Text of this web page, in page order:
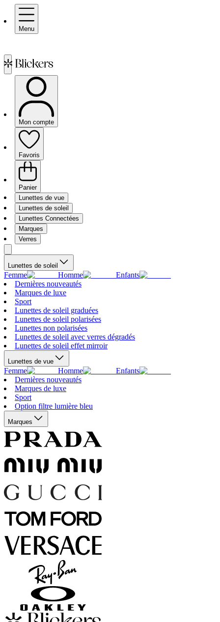
Menu
Mon compte
Favoris
Panier
Lunettes de vue
Lunettes de soleil
Lunettes Connectées
Marques
Verres
Lunettes de soleil
Femme Homme
Enfants
Dernières nouveautés
Marques de luxe
Sport
Lunettes de soleil graduées
Lunettes de soleil polarisées
Lunettes non polarisées
Lunettes de soleil avec verres dégradés
Lunettes de soleil effet mirroir
Lunettes de vue
Femme Homme
Enfants
Dernières nouveautés
Marques de luxe
Sport
Option filtre lumière bleu
Marques